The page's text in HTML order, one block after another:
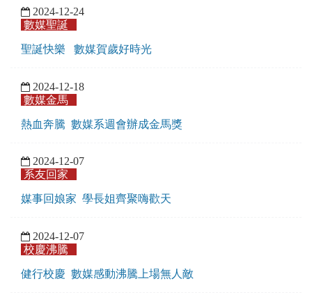
2024-12-24
數媒聖誕
聖誕快樂 數媒賀歲好時光
2024-12-18
數媒金馬
熱血奔騰 數媒系週會辦成金馬獎
2024-12-07
系友回家
媒事回娘家 學長姐齊聚嗨歡天
2024-12-07
校慶沸騰
健行校慶 數媒感動沸騰上場無人敵